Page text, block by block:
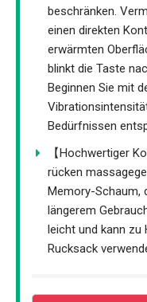
beschränken.
einen direkten
erwärmten
blinkt die Taste
Beginnen Sie mit
Bedürfnissen
【Hochwertiger
rücken
Memory-Schaum,
längerem
leicht und kann zu
Rucksack